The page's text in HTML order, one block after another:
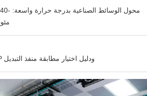
وحدة الألياف الضوئية SFP ودليل اختيار مطابقة منفذ التبديل